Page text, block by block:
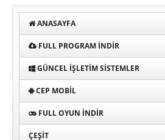
ANASAYFA
FULL PROGRAM INDIR
GÜNCEL İŞLETIM SISTEMLER
CEP MOBIL
FULL OYUN İNDIR
ÇEŞIT